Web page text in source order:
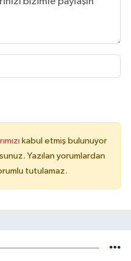
kabul etmiş bulunuyor
Yazılan yorumlardan
tutulamaz.